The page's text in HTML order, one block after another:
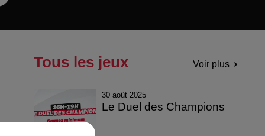
Tous les jeux Voir plus
30 août 2025
Le Duel des Champions